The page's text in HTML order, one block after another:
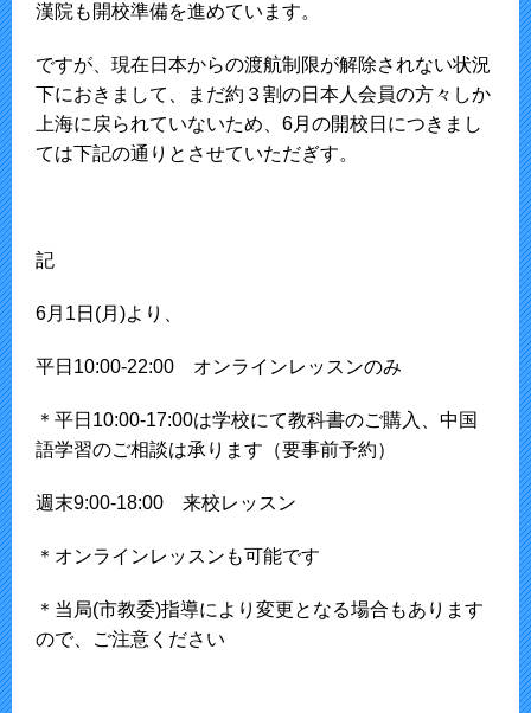
漢院も開校準備を進めています。
ですが、現在日本からの渡航制限が解除されない状況
下におきまして、まだ約３割の日本人会員の方々しか
上海に戻られていないため、6月の開校日につきまし
ては下記の通りとさせていただぎす。
記
6月1日(月)より、
平日10:00-22:00 オンラインレッスンのみ
＊平日10:00-17:00は学校にて教科書のご購入、中国
語学習のご相談は承ります（要事前予約）
週末9:00-18:00 来校レッスン
＊オンラインレッスンも可能です
＊当局(市教委)指導により変更となる場合もあります
ので、ご注意ください